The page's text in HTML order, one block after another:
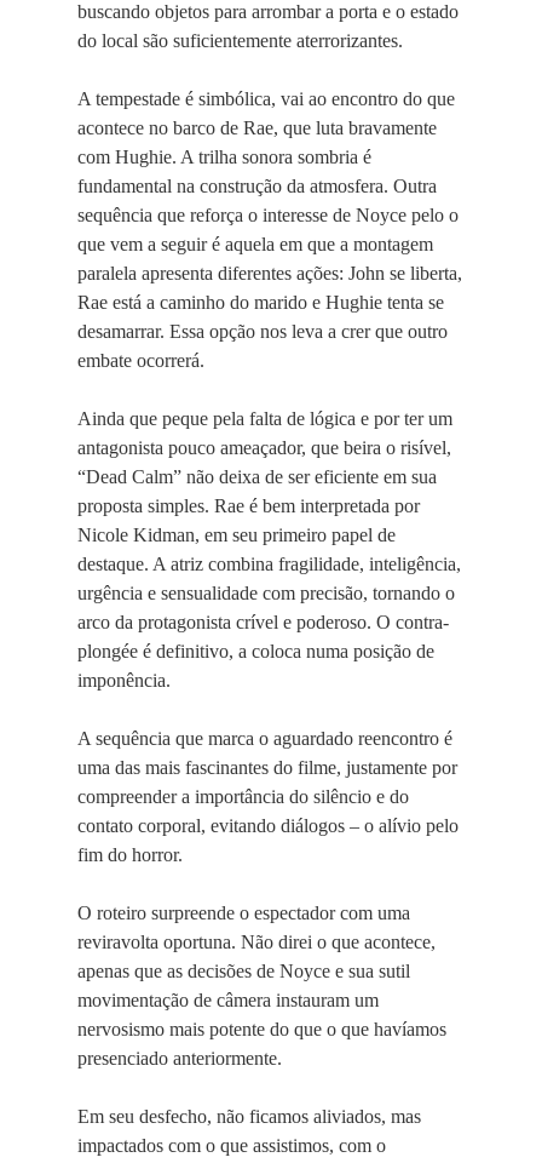
buscando objetos para arrombar a porta e o estado
do local são suficientemente aterrorizantes.
A tempestade é simbólica, vai ao encontro do que
acontece no barco de Rae, que luta bravamente
com Hughie. A trilha sonora sombria é
fundamental na construção da atmosfera. Outra
sequência que reforça o interesse de Noyce pelo o
que vem a seguir é aquela em que a montagem
paralela apresenta diferentes ações: John se liberta,
Rae está a caminho do marido e Hughie tenta se
desamarrar. Essa opção nos leva a crer que outro
embate ocorrerá.
Ainda que peque pela falta de lógica e por ter um
antagonista pouco ameaçador, que beira o risível,
“Dead Calm” não deixa de ser eficiente em sua
proposta simples. Rae é bem interpretada por
Nicole Kidman, em seu primeiro papel de
destaque. A atriz combina fragilidade, inteligência,
urgência e sensualidade com precisão, tornando o
arco da protagonista crível e poderoso. O contra-
plongée é definitivo, a coloca numa posição de
imponência.
A sequência que marca o aguardado reencontro é
uma das mais fascinantes do filme, justamente por
compreender a importância do silêncio e do
contato corporal, evitando diálogos – o alívio pelo
fim do horror.
O roteiro surpreende o espectador com uma
reviravolta oportuna. Não direi o que acontece,
apenas que as decisões de Noyce e sua sutil
movimentação de câmera instauram um
nervosismo mais potente do que o que havíamos
presenciado anteriormente.
Em seu desfecho, não ficamos aliviados, mas
impactados com o que assistimos, com o